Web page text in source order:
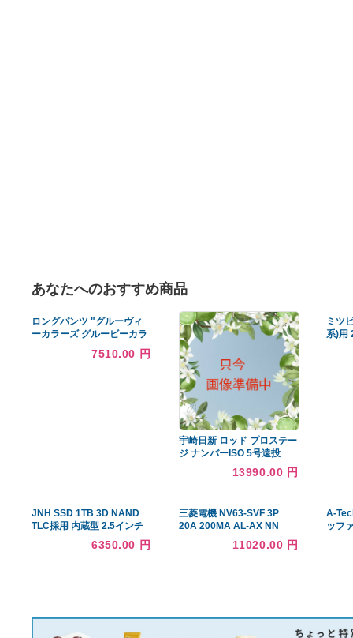
あなたへのおすすめ商品
ーズ" 子供服 リップストッ
プカモフラージュ CITY
LPN 9KHカーキ
7510.00 円
ジ ナンバーISO 5号遠投